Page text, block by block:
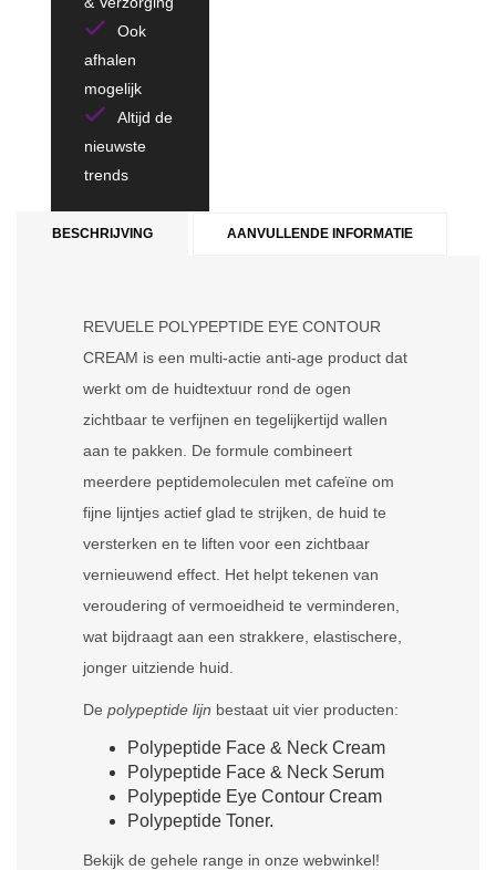
Ook
afhalen
mogelijk
Altijd de
nieuwste
trends
BESCHRIJVING AANVULLENDE INFORMATIE
REVUELE POLYPEPTIDE EYE CONTOUR
CREAM is een multi-actie anti-age product dat
werkt om de huidtextuur rond de ogen
zichtbaar te verfijnen en tegelijkertijd wallen
aan te pakken. De formule combineert
meerdere peptidemoleculen met cafeïne om
fijne lijntjes actief glad te strijken, de huid te
versterken en te liften voor een zichtbaar
vernieuwend effect. Het helpt tekenen van
veroudering of vermoeidheid te verminderen,
wat bijdraagt ​​aan een strakkere, elastischere,
jonger uitziende huid.
De polypeptide lijn bestaat uit vier producten:
Polypeptide Face & Neck Cream
Polypeptide Face & Neck Serum
Polypeptide Eye Contour Cream
Polypeptide Toner.
Bekijk de gehele range in onze webwinkel!